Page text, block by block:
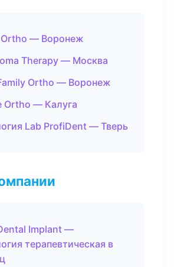
— Воронеж
Therapy — Москва
Ortho — Воронеж
Ortho — Калуга
Lab ProfiDent — Тверь
Implant —
терапевтическая в